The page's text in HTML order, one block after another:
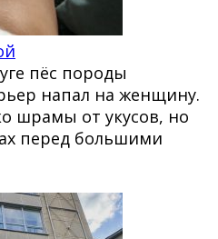
пёс породы
напал на женщину.
шрамы от укусов, но
перед большими